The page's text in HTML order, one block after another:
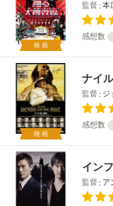
映画
監督 本
感想数
映画
ナイ
監督 ジ
感想数
イン
監督 ア